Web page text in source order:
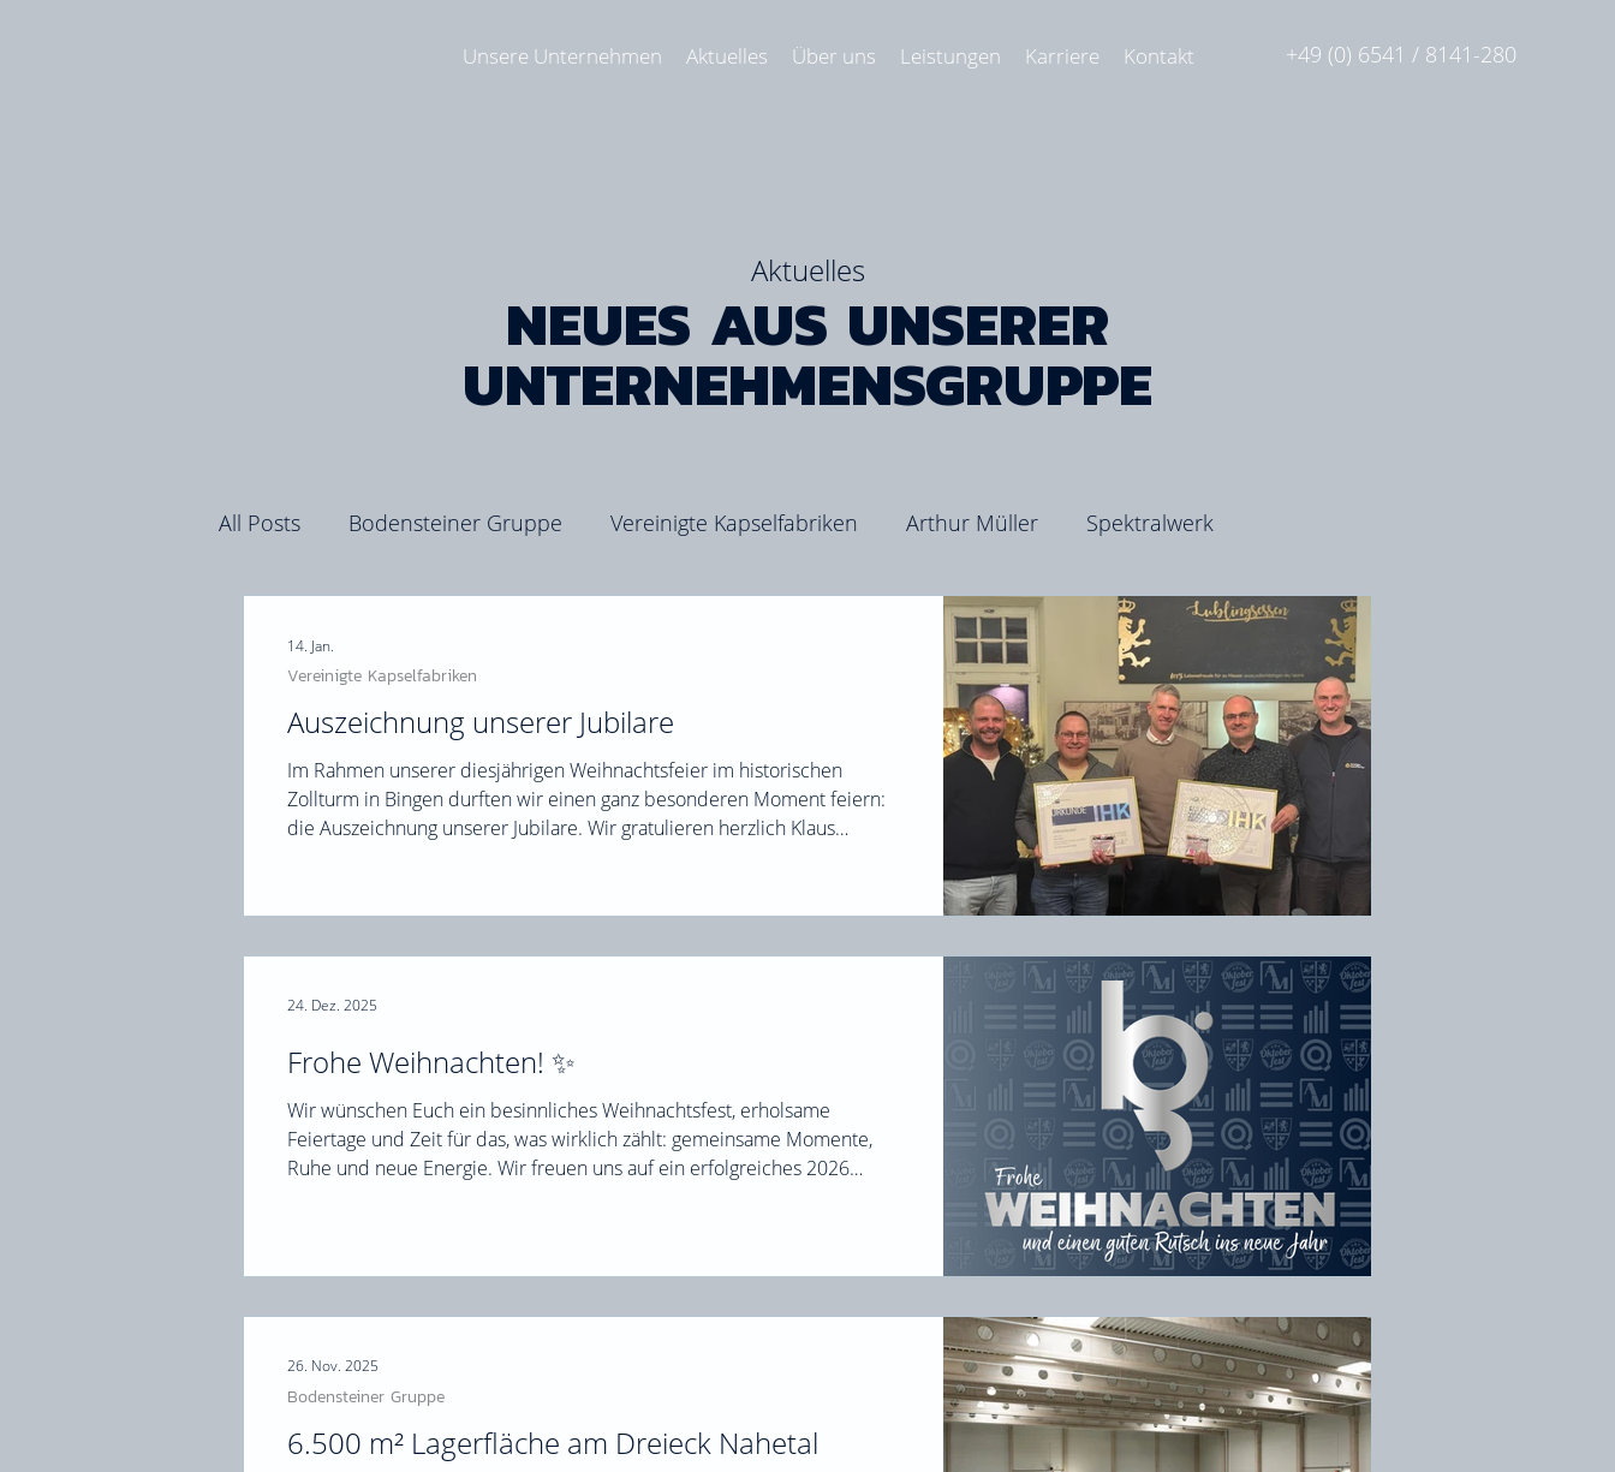
Unsere Unternehmen Aktuelles Über uns Leistungen Karriere Kontakt +49 (0) 6541 / 8141-280
Aktuelles
NEUES AUS UNSERER
UNTERNEHMENSGRUPPE
All Posts Bodensteiner Gruppe Vereinigte Kapselfabriken Arthur Müller Spektralwerk
Hotel Deutschherrenhof
Auszeichnung unserer Jubilare
Im Rahmen unserer diesjährigen Weihnachtsfeier im historischen
Zollturm in Bingen durften wir einen ganz besonderen Moment feiern:
die Auszeichnung unserer Jubilare. Wir gratulieren herzlich Klaus
wertvollen Beitrag zu unserem gemeinsamen Erfolg. Wir sind stolz, euch
Vereinigte Kapselfabriken
14. Jan.
Frohe Weihnachten! ✨
Wir wünschen Euch ein besinnliches Weihnachtsfest, erholsame
Feiertage und Zeit für das, was wirklich zählt: gemeinsame Momente,
Ruhe und neue Energie. Wir freuen uns auf ein erfolgreiches 2026
24. Dez. 2025
6.500 m² Lagerfläche am Dreieck Nahetal
Bodensteiner Gruppe
26. Nov. 2025